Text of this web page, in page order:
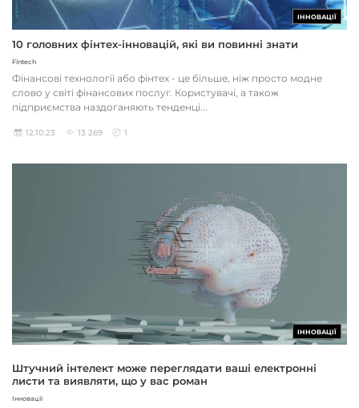
ІННОВАЦІЇ
10 головних фінтех-інновацій, які ви повинні знати
Fintech
Фінансові технології або фінтех - це більше, ніж просто модне
слово у світі фінансових послуг. Користувачі, а також
підприємства наздоганяють тенденці...
12.10.23 13 269 1
ІННОВАЦІЇ
Штучний інтелект може переглядати ваші електронні
листи та виявляти, що у вас роман
Інновації